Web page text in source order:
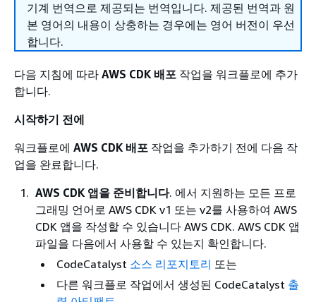
기계 번역으로 제공되는 번역입니다. 제공된 번역과 원
본 영어의 내용이 상충하는 경우에는 영어 버전이 우선
합니다.
다음 지침에 따라 AWS CDK 배포 작업을 워크플로에 추가
합니다.
시작하기 전에
워크플로에 AWS CDK 배포 작업을 추가하기 전에 다음 작
업을 완료합니다.
AWS CDK 앱을 준비합니다. 에서 지원하는 모든 프로
그래밍 언어로 AWS CDK v1 또는 v2를 사용하여 AWS
CDK 앱을 작성할 수 있습니다 AWS CDK. AWS CDK 앱
파일을 다음에서 사용할 수 있는지 확인합니다.
CodeCatalyst 소스 리포지토리 또는
다른 워크플로 작업에서 생성된 CodeCatalyst 출